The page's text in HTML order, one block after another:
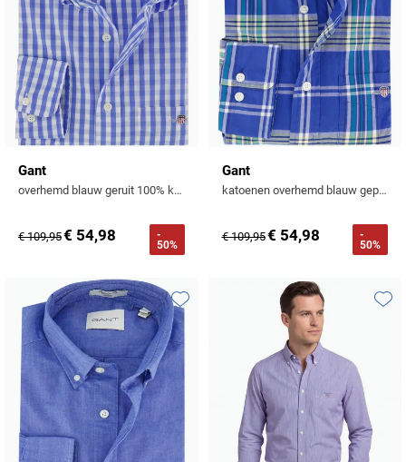
Gant
overhemd blauw geruit 100% katoen
€ 109,95€ 54,98
-
50%
Gant
katoenen overhemd blauw geprint normale fit
€ 109,95€ 54,98
-
50%
Toevoegen aan favorieten